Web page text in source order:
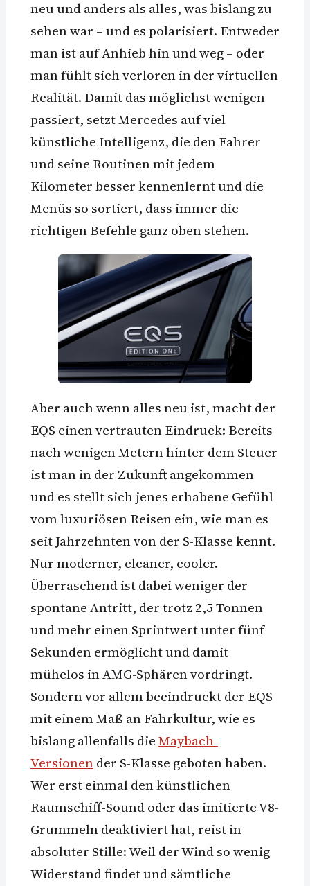
neu und anders als alles, was bislang zu
sehen war – und es polarisiert. Entweder
man ist auf Anhieb hin und weg – oder
man fühlt sich verloren in der virtuellen
Realität. Damit das möglichst wenigen
passiert, setzt Mercedes auf viel
künstliche Intelligenz, die den Fahrer
und seine Routinen mit jedem
Kilometer besser kennenlernt und die
Menüs so sortiert, dass immer die
richtigen Befehle ganz oben stehen.
Aber auch wenn alles neu ist, macht der
EQS einen vertrauten Eindruck: Bereits
nach wenigen Metern hinter dem Steuer
ist man in der Zukunft angekommen
und es stellt sich jenes erhabene Gefühl
vom luxuriösen Reisen ein, wie man es
seit Jahrzehnten von der S-Klasse kennt.
Nur moderner, cleaner, cooler.
Überraschend ist dabei weniger der
spontane Antritt, der trotz 2,5 Tonnen
und mehr einen Sprintwert unter fünf
Sekunden ermöglicht und damit
mühelos in AMG-Sphären vordringt.
Sondern vor allem beeindruckt der EQS
mit einem Maß an Fahrkultur, wie es
bislang allenfalls dieMaybach-
Versionender S-Klasse geboten haben.
Wer erst einmal den künstlichen
Raumschiff-Sound oder das imitierte V8-
Grummeln deaktiviert hat, reist in
absoluter Stille: Weil der Wind so wenig
Widerstand findet und sämtliche